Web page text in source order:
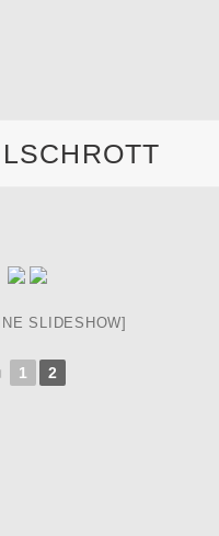
SLIDESHOW]
1 2